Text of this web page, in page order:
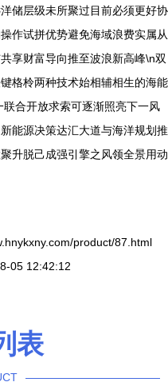
储层级未所聚过目前必须更好协
作试拼优势避免海域浪费实属从
享财富导向推至波浪新高峰\n双
格柃两种技术始相辅相生的海能
合开放求索可逐渐照亮下一风
能源决策达汇大道与海洋规划推
升脱己成强引擎之风领全景用动
product/87.html
05 12:42:12
表